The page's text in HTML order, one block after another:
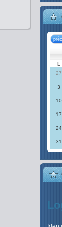
L
27
3
10
17
24
31